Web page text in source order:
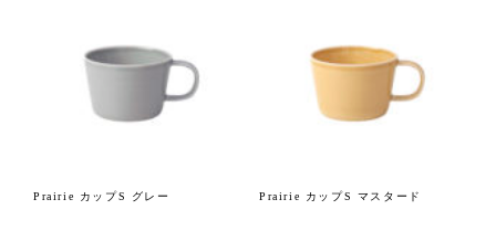
Prairie カップS グレー Prairie カップS マスタード